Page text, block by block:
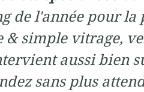
de l'année pour la
& simple vitrage,
aussi bien
sans plus